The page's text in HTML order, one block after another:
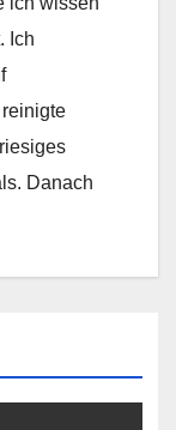
Ich
Danach